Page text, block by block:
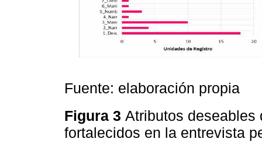
Fuente: elaboración propia
Figura 3 Atributos deseables
fortalecidos en la entrevista